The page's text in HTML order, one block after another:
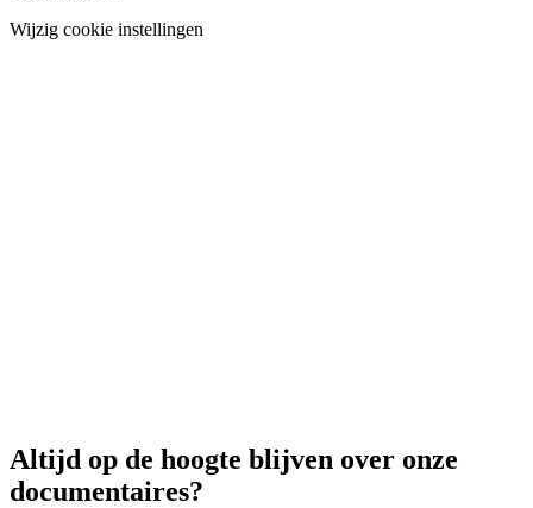
Wijzig cookie instellingen
Altijd op de hoogte blijven over onze
documentaires?